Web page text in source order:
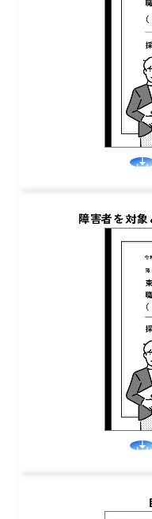
障害者を対象